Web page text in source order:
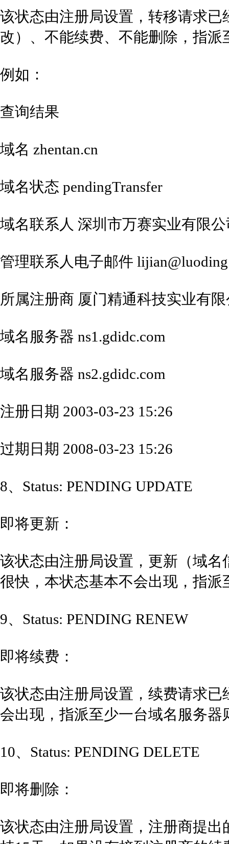
该状态由注册局设置，转移请求
改）、不能续费、不能删除，指
例如：
查询结果
域名 zhentan.cn
域名状态 pendingTransfer
域名联系人 深圳市万赛实业有限
管理联系人电子邮件
所属注册商 厦门精通科技实业有
域名服务器 ns1.gdidc.com
域名服务器 ns2.gdidc.com
注册日期 2003-03-23 15:26
过期日期 2008-03-23 15:26
8、Status: PENDING UPDATE
即将更新：
该状态由注册局设置，更新（域
很快，本状态基本不会出现，指
9、Status: PENDING RENEW
即将续费：
该状态由注册局设置，续费请求
会出现，指派至少一台域名服务
10、Status: PENDING DELETE
即将删除：
该状态由注册局设置，注册商提